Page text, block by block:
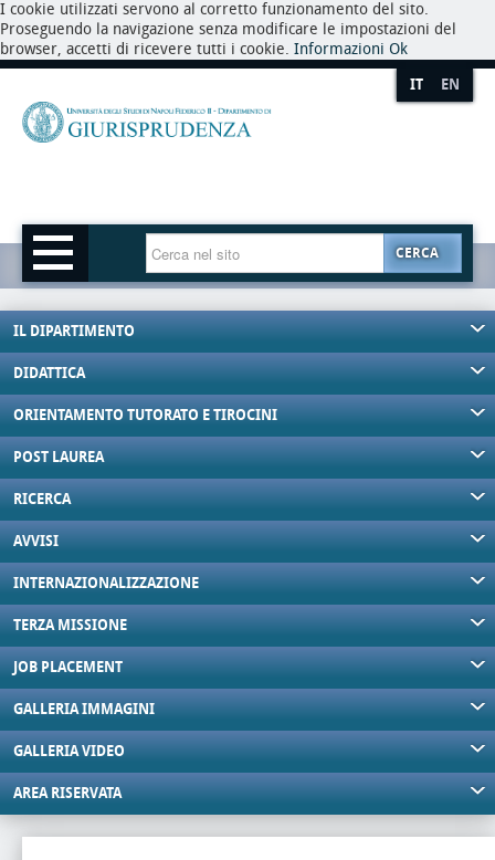
I cookie utilizzati servono al corretto funzionamento del sito.
Proseguendo la navigazione senza modificare le impostazioni del
browser, accetti di ricevere tutti i cookie. Informazioni Ok
IT EN
CERCA
IL DIPARTIMENTO
DIDATTICA
ORIENTAMENTO TUTORATO E TIROCINI
POST LAUREA
RICERCA
AVVISI
INTERNAZIONALIZZAZIONE
TERZA MISSIONE
JOB PLACEMENT
GALLERIA IMMAGINI
GALLERIA VIDEO
AREA RISERVATA